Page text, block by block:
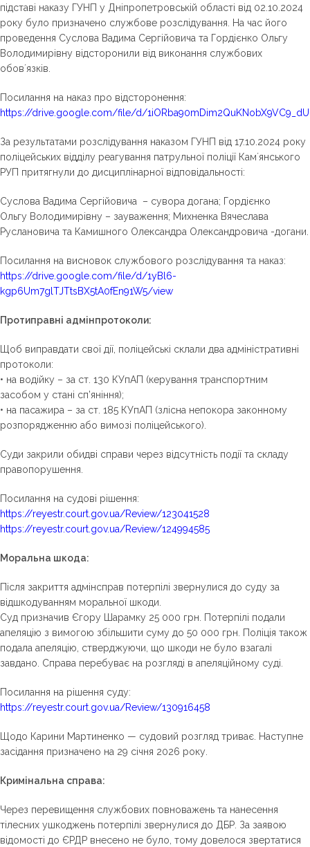
підставі наказу ГУНП у Дніпропетровській області від 02.10.2024
року було призначено службове розслідування. На час його
проведення Суслова Вадима Сергійовича та Гордієнко Ольгу
Володимирівну відсторонили від виконання службових
обовʼязків.
Посилання на наказ про відсторонення:
https://drive.google.com/file/d/
За результатами розслідування наказом ГУНП від 17.10.2024 року
поліцейських відділу реагування патрульної поліції Камʼянського
РУП притягнули до дисциплінарної відповідальності:
Суслова Вадима Сергійовича – сувора догана; Гордієнко
Ольгу Володимирівну – зауваження; Михненка Вячеслава
Руслановича та Камишного Олександра Олександровича -догани.
Посилання на висновок службового розслідування та наказ:
https://drive.google.com/file/d/1yBl6-
kgp6Um7glTJTtsBX5tA0fEn91W5/view
Протиправні адмінпротоколи:
Щоб виправдати свої дії, поліцейські склали два адміністративні
протоколи:
• на водійку – за ст. 130 КУпАП (керування транспортним
засобом у стані сп’яніння);
• на пасажира – за ст. 185 КУпАП (злісна непокора законному
розпорядженню або вимозі поліцейського).
Суди закрили обидві справи через відсутність події та складу
правопорушення.
Посилання на судові рішення:
https://reyestr.court.gov.ua/Review/123041528
https://reyestr.court.gov.ua/Review/124994585
Моральна шкода:
Після закриття адмінсправ потерпілі звернулися до суду за
відшкодуванням моральної шкоди.
Суд призначив Єгору Шарамку 25 000 грн. Потерпілі подали
апеляцію з вимогою збільшити суму до 50 000 грн. Поліція також
подала апеляцію, стверджуючи, що шкоди не було взагалі
завдано. Справа перебуває на розгляді в апеляційному суді.
Посилання на рішення суду:
https://reyestr.court.gov.ua/Review/130916458
Щодо Карини Мартиненко — судовий розгляд триває. Наступне
засідання призначено на 29 січня 2026 року.
Кримінальна справа:
Через перевищення службових повноважень та нанесення
тілесних ушкоджень потерпілі звернулися до ДБР. За заявою
відомості до ЄРДР внесено не було, тому довелося звертатися